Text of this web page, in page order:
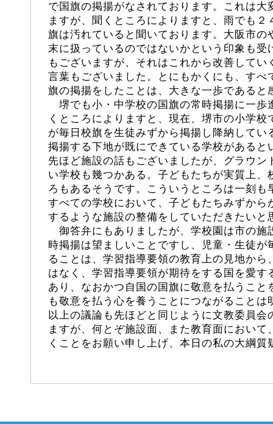
で国旗の掲揚がなされております。これは大
ますが、聞くところによりますと、雨でも２
旗は汚れていると聞いております。大阪市の
末に扱っているのではないかという印象も受
もございますが、それはこれから改善してい
言葉もございました。とにもかくにも、すべ
旗の掲揚をしたことは、大きな一歩であると
堺でも小・中学校の国旗の常時掲揚に一歩
くところによりますと、現在、堺市の小学
が毎日校旗を生徒みずから掲揚し降納してい
掲揚する下地が既にできている学校があると
先ほど施設の話もございましたが、グラウン
い学校も幾つかある。子どもたちが実質上、
ろもあるそうです。こういうところは一刻も
すべての学校において、子どもたちみずから
するような施設の整備をしていただきたいと
御答弁にもありましたが、学校園は市の施
時掲揚は望ましいことですし、児童・生徒が
ることは、学習指導要領の教育上の見地から
はなく、学習指導要領が期待をする国を愛す
あり、なおかつ自国の国旗に敬意を払うこと
も敬意を払う心を養うことにつながることは
以上の議論も先ほどと同じように文教委員会
ますが、何とぞ施設面、また教育面において
くことをお願い申し上げ、本日の私の大綱質